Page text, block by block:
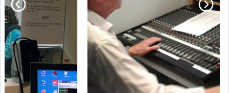
E4 Mama lernt Deutsch-Verein für Fraueninteressen e.V.
E5 Münchner Aids-Hilfe e.V.
E6 Münchner Nachbarschaftstreffs
E10 Offene Behindertenarbeit evan. in der Region
E8 Radio LORA München